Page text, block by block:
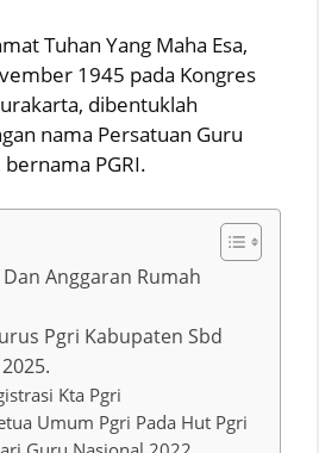
Tuhan Yang Maha Esa,
1945 pada Kongres
dibentuklah
nama Persatuan Guru
PGRI.
Anggaran Rumah
Pgri Kabupaten Sbd
Kta Pgri
Umum Pgri Pada Hut Pgri